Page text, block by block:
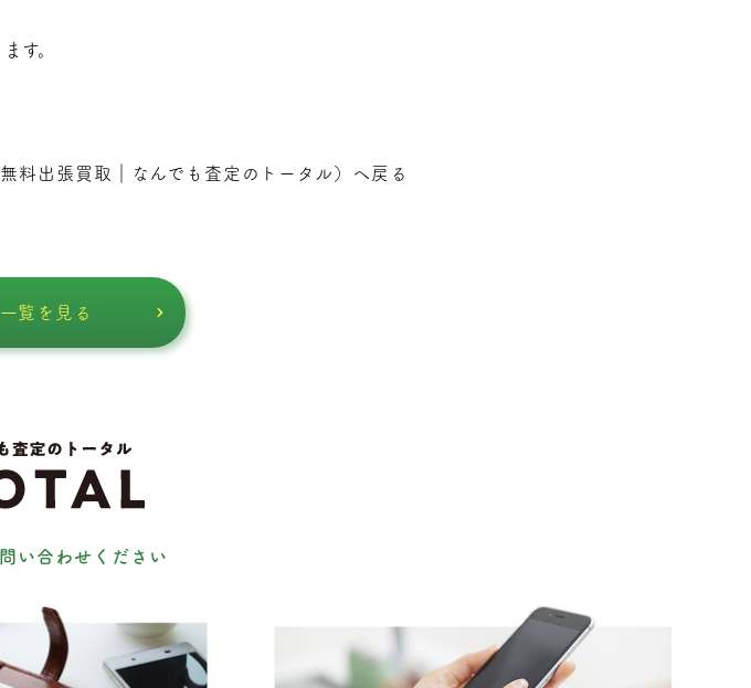
す。
料出張買取｜なんでも査定のトータル）へ戻る
覧を見る
い合わせください